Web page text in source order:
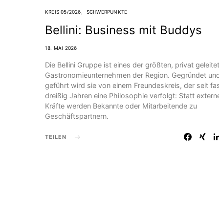
KREIS 05/2026 SCHWERPUNKTE
Bellini: Business mit Buddys
18. MAI 2026
Die Bellini Gruppe ist eines der größten, privat
Gastronomieunternehmen der Region. Gegründet
geführt wird sie von einem Freundeskreis, der seit
dreißig Jahren eine Philosophie verfolgt: Statt
Kräfte werden Bekannte oder Mitarbeitende zu
Geschäftspartnern.
TEILEN